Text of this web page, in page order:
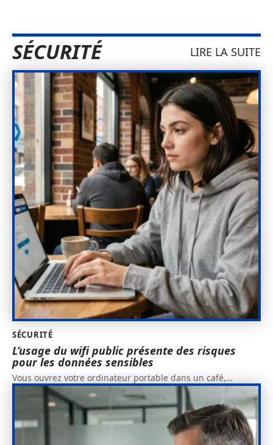
SÉCURITÉ LIRE LA SUITE
SÉCURITÉ
L’usage du wifi public présente des risques
pour les données sensibles
Vous ouvrez votre ordinateur portable dans un café,…